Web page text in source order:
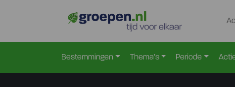
Bestemmingen Thema’s Periode